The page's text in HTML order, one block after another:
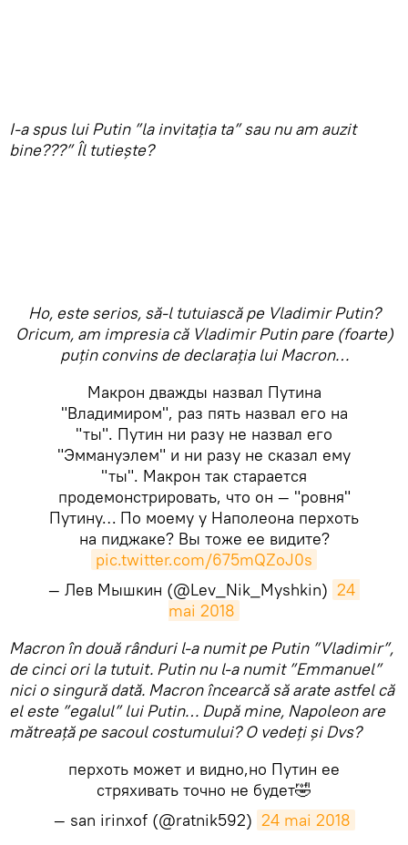
I-a spus lui Putin ”la invitația ta” sau nu am auzit
bine???” Îl tutiește?
Ho, este serios, să-l tutuiască pe Vladimir Putin?
Oricum, am impresia că Vladimir Putin pare (foarte)
puțin convins de declarația lui Macron…
Макрон дважды назвал Путина
"Владимиром", раз пять назвал его на
"ты". Путин ни разу не назвал его
"Эммануэлем" и ни разу не сказал ему
"ты". Макрон так старается
продемонстрировать, что он — "ровня"
Путину… По моему у Наполеона перхоть
на пиджаке? Вы тоже ее видите?
pic.twitter.com/675mQZoJ0s
— Лев Мышкин (@Lev_Nik_Myshkin) 24
mai 2018
Macron în două rânduri l-a numit pe Putin ”Vladimir”,
de cinci ori la tutuit. Putin nu l-a numit ”Emmanuel”
nici o singură dată. Macron încearcă să arate astfel că
el este ”egalul” lui Putin… După mine, Napoleon are
mătreață pe sacoul costumului? O vedeți și Dvs?
перхоть может и видно,но Путин ее
стряхивать точно не будет🤣
— san irinxof (@ratnik592) 24 mai 2018